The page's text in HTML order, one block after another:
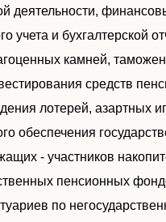
деятельности,
учета и бухгалтерской
камней,
средств
лотерей, азартных
обеспечения
- участников
пенсионных
по